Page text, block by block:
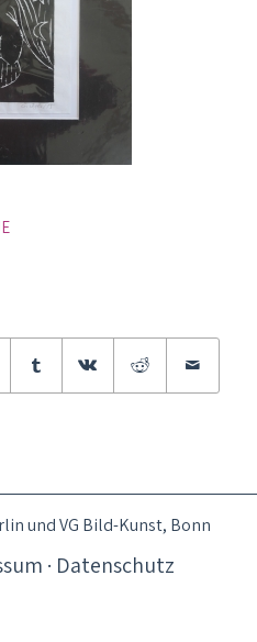
und VG Bild-Kunst, Bonn
· Datenschutz